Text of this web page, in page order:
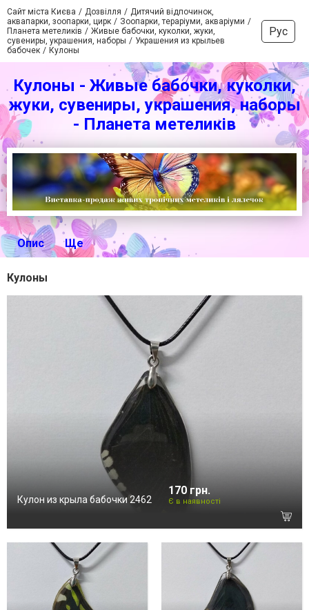
Сайт міста Києва Дозвілля
Дитячий відпочинок,
аквапарки, зоопарки, цирк
Зоопарки, тераріуми, акваріуми
Планета метеликів
Живые бабочки, куколки, жуки,
сувениры, украшения, наборы
Украшения из крыльев
бабочек
Кулоны
Рус
Кулоны - Живые бабочки, куколки,
жуки, сувениры, украшения, наборы
- Планета метеликів
Опис Ще
Кулоны
Кулон из крыла бабочки 2462
170 грн.
Є в наявності